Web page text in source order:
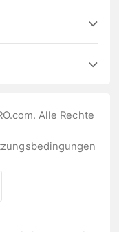
Alle Rechte